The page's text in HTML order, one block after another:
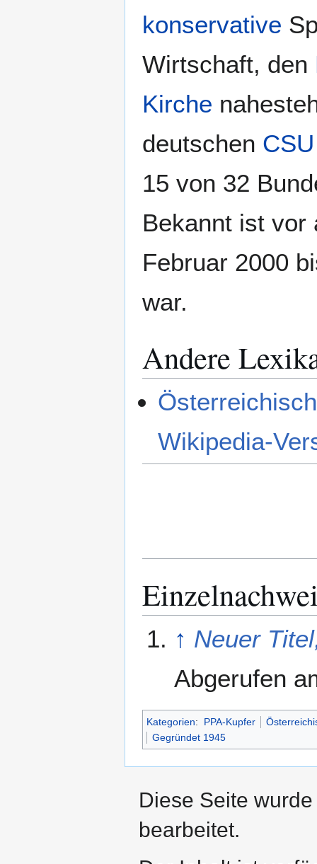
konservative
Wirtschaft, den
Kirche
deutschen CSU
15 von 32
Bekannt ist
Februar 2000
war.
Andere
Wikipedia-
↑ Neuer
Abgerufen
Kategorien: PPA-Kupfer
Gegründet 1945
Diese Seite
bearbeitet.